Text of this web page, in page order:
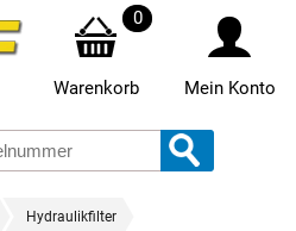
0
Warenkorb Mein Konto
Hydraulikfilter